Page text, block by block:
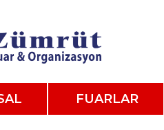
FUARLAR